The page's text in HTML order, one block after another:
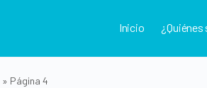
Inicio
» Página 4